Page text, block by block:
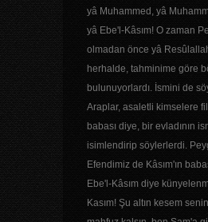
yâ Muhammed, yâ
yâ Ebe'l-Kâsım! O zaman
olmadan önce yâ
herhalde, tahminime göre
bulunuyorlardı. İsmini de
Araplar, asaletli kimselere
babası diye, bir evladının
isimlendirip söylerlerdi.
Efendimiz de Kâsım'ın
Ebe'l-Kâsım diye
Kasım! Şu altın kesem